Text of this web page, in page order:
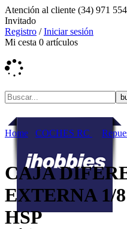
Atención al cliente (34) 971
Invitado
Registro /Iniciar sesión
Mi cesta 0 artículos
Home COCHES RC
CAJA
EXTERNA 1/
HSP